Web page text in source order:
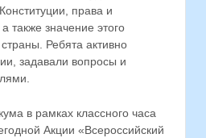
права и
также значение этого
Ребята активно
задавали вопросы и
в рамках классного часа
Акции «Всероссийский